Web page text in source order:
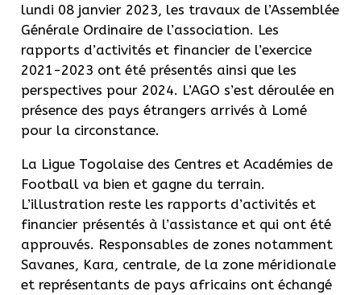
lundi 08 janvier 2023, les travaux de l’Assemblée
Générale Ordinaire de l’association. Les
rapports d’activités et financier de l’exercice
2021-2023 ont été présentés ainsi que les
perspectives pour 2024. L’AGO s’est déroulée en
présence des pays étrangers arrivés à Lomé
pour la circonstance.
La Ligue Togolaise des Centres et Académies de
Football va bien et gagne du terrain.
L’illustration reste les rapports d’activités et
financier présentés à l’assistance et qui ont été
approuvés. Responsables de zones notamment
Savanes, Kara, centrale, de la zone méridionale
et représentants de pays africains ont échangé